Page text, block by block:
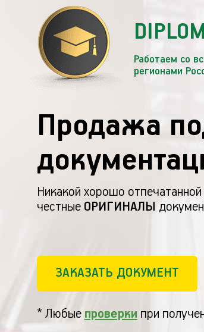
Работаем со
регионами
Продажа
Никакой хорошо
честные ОРИГИНАЛЫ
ЗАКАЗАТЬ ДОКУМЕНТ
* Любые проверки при